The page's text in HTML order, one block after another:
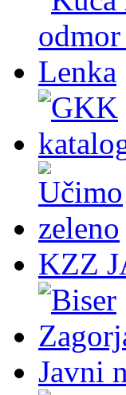
KZZ
Javni